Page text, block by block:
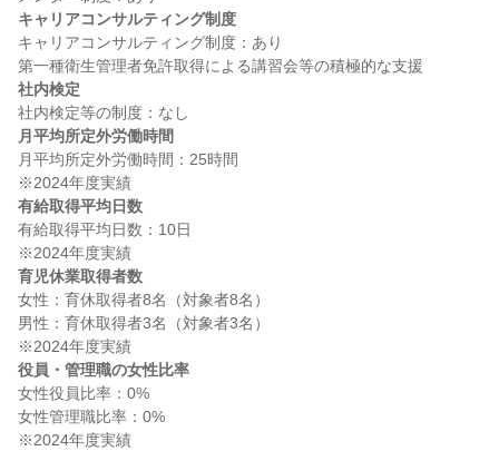
キャリアコンサルティング制度
キャリアコンサルティング制度：あり
社内検定
月平均所定外労働時間
月平均所定外労働時間：25時間
有給取得平均日数
有給取得平均日数：10日
育児休業取得者数
女性：育休取得者8名（対象者8名）
男性：育休取得者3名（対象者3名）
役員・管理職の女性比率
女性役員比率：0%
女性管理職比率：0%